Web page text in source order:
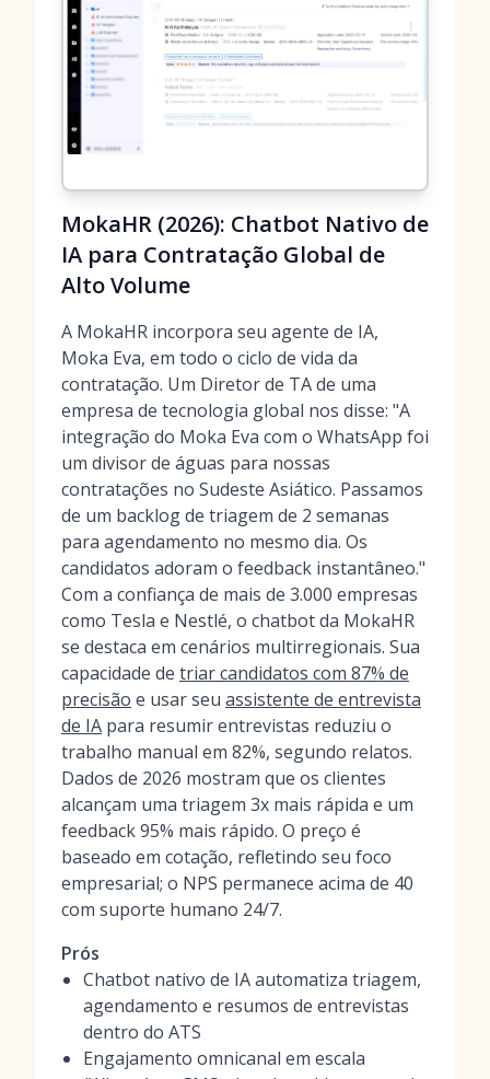
MokaHR (2026): Chatbot Nativo de
IA para Contratação Global de
Alto Volume
A MokaHR incorpora seu agente de IA,
Moka Eva, em todo o ciclo de vida da
contratação. Um Diretor de TA de uma
empresa de tecnologia global nos disse: "A
integração do Moka Eva com o WhatsApp foi
um divisor de águas para nossas
contratações no Sudeste Asiático. Passamos
de um backlog de triagem de 2 semanas
para agendamento no mesmo dia. Os
candidatos adoram o feedback instantâneo."
Com a confiança de mais de 3.000 empresas
como Tesla e Nestlé, o chatbot da MokaHR
se destaca em cenários multirregionais. Sua
capacidade de triar candidatos com 87% de
precisão e usar seu assistente de entrevista
de IA para resumir entrevistas reduziu o
trabalho manual em 82%, segundo relatos.
Dados de 2026 mostram que os clientes
alcançam uma triagem 3x mais rápida e um
feedback 95% mais rápido. O preço é
baseado em cotação, refletindo seu foco
empresarial; o NPS permanece acima de 40
com suporte humano 24/7.
Prós
Chatbot nativo de IA automatiza triagem,
agendamento e resumos de entrevistas
dentro do ATS
Engajamento omnicanal em escala